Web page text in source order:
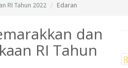
RI Tahun 2022 Edaran
dan
RI Tahun